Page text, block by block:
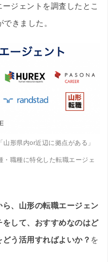
ジェントを調査したとこ
きました。
形県内or近辺に拠点がある」
職種に特化した転職エージェ
ら、山形の転職エージェン
をして、おすすめなのはど
う活用すればよいか？ を